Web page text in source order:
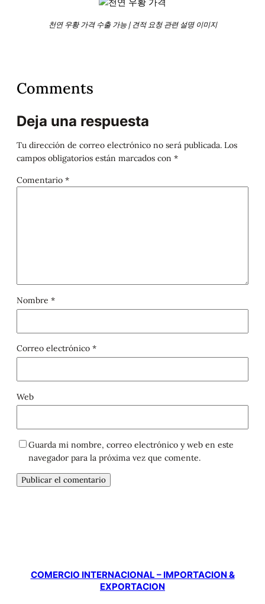
천연 우황 가격 수출 가능 | 견적 요청 관련 설명 이미지
Comments
Deja una respuesta
Tu dirección de correo electrónico no será publicada. Los
campos obligatorios están marcados con *
Comentario *
Nombre *
Correo electrónico *
Web
Guarda mi nombre, correo electrónico y web en este
navegador para la próxima vez que comente.
COMERCIO INTERNACIONAL – IMPORTACION &
EXPORTACION